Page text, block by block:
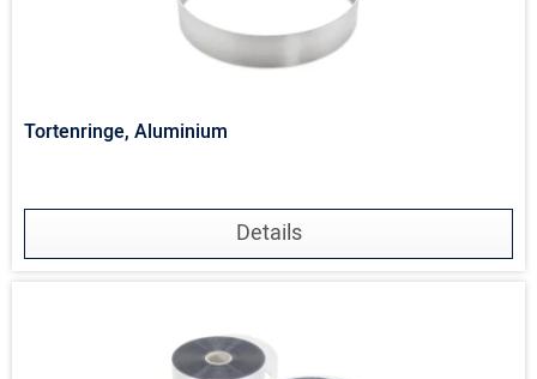
Tortenringe, Aluminium
Details